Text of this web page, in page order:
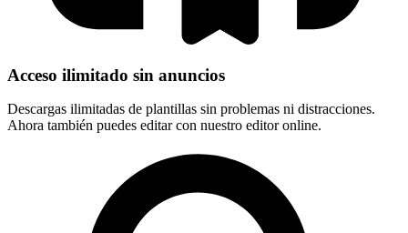
Acceso ilimitado sin anuncios
Descargas ilimitadas de plantillas sin problemas ni distracciones.
Ahora también puedes editar con nuestro editor online.